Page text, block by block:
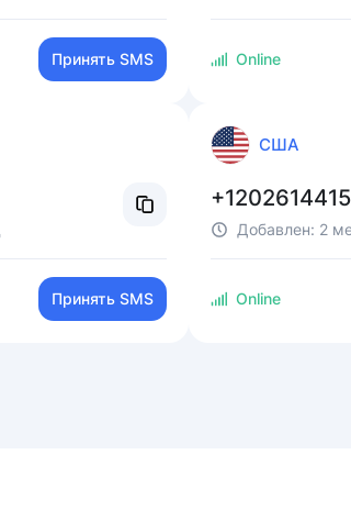
Принять SMS Online
Принять SMS
США
Добавлен: 2
Online